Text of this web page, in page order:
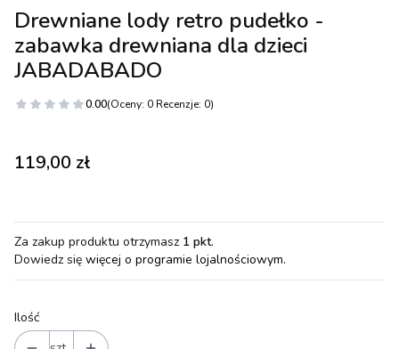
Drewniane lody retro pudełko -
zabawka drewniana dla dzieci
JABADABADO
0.00(Oceny: 0 Recenzje: 0)
Cena
119,00 zł
Za zakup produktu otrzymasz 1 pkt.
Dowiedz się więcej o programie lojalnościowym.
Ilość